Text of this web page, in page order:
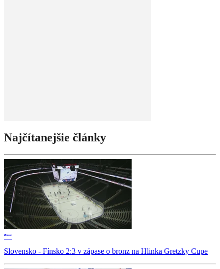
Najčítanejšie články
Slovensko - Fínsko 2:3 v zápase o bronz na Hlinka Gretzky Cupe